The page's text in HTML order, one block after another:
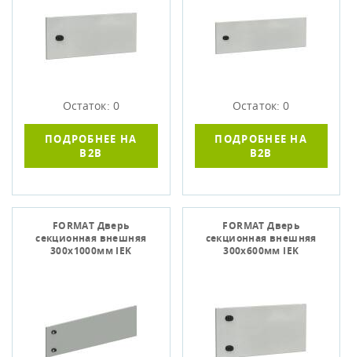
Остаток: 0
ПОДРОБНЕЕ НА
B2B
Остаток: 0
ПОДРОБНЕЕ НА
B2B
FORMAT Дверь
секционная внешняя
300х1000мм IEK
FORMAT Дверь
секционная внешняя
300х600мм IEK